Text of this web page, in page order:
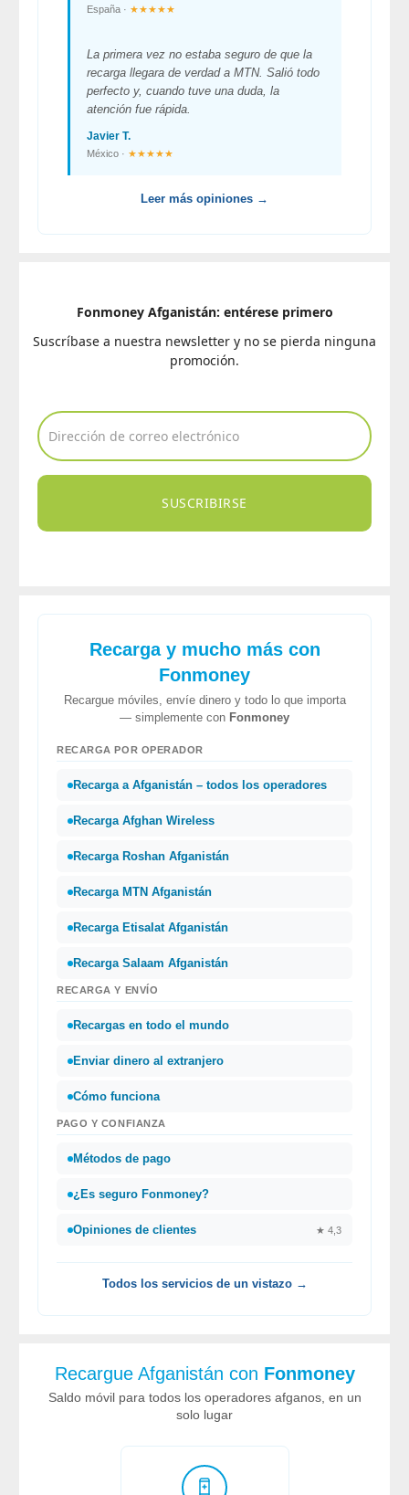
España · ★★★★★
La primera vez no estaba seguro de que la
recarga llegara de verdad a MTN. Salió todo
perfecto y, cuando tuve una duda, la
atención fue rápida.
Javier T.
México · ★★★★★
Leer más opiniones →
Fonmoney Afganistán: entérese primero
Suscríbase a nuestra newsletter y no se pierda ninguna
promoción.
SUSCRIBIRSE
Recarga y mucho más con
Fonmoney
Recargue móviles, envíe dinero y todo lo que importa
— simplemente con Fonmoney
RECARGA POR OPERADOR
Recarga a Afganistán – todos los operadores
Recarga Afghan Wireless
Recarga Roshan Afganistán
Recarga MTN Afganistán
Recarga Etisalat Afganistán
Recarga Salaam Afganistán
RECARGA Y ENVÍO
Recargas en todo el mundo
Enviar dinero al extranjero
Cómo funciona
PAGO Y CONFIANZA
Métodos de pago
¿Es seguro Fonmoney?
Opiniones de clientes ★ 4,3
Todos los servicios de un vistazo →
Recargue Afganistán con Fonmoney
Saldo móvil para todos los operadores afganos, en un
solo lugar